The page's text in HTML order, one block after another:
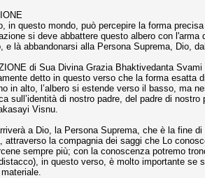
in questo mondo, può percepire la forma
si deve abbattere questo albero con
e là abbandonarsi alla Persona Suprema, Dio,
di Sua Divina Grazia Bhaktivedanta Svami
detto in questo verso che la forma esatta
in alto, l’albero si estende verso il basso, ma
sull’identità di nostro padre, del padre di
Visnu.
a Dio, la Persona Suprema, che è la fine
attraverso la compagnia dei saggi che Lo
sempre più; con la conoscenza potremo
in questo verso, è molto importante se